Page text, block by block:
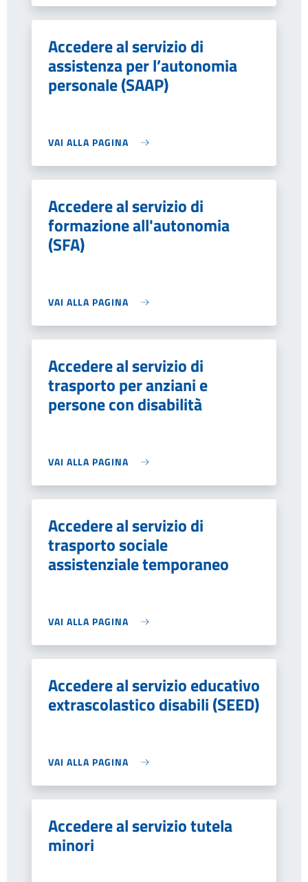
Accedere al servizio di
assistenza per l’autonomia
personale (SAAP)
VAI ALLA PAGINA
Accedere al servizio di
formazione all'autonomia
(SFA)
VAI ALLA PAGINA
Accedere al servizio di
trasporto per anziani e
persone con disabilità
VAI ALLA PAGINA
Accedere al servizio di
trasporto sociale
assistenziale temporaneo
VAI ALLA PAGINA
Accedere al servizio educativo
extrascolastico disabili (SEED)
VAI ALLA PAGINA
Accedere al servizio tutela
minori